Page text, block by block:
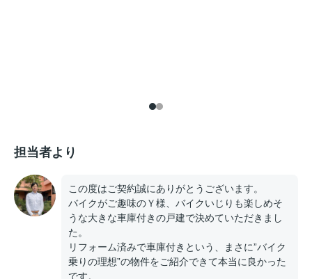
担当者より
この度はご契約誠にありがとうございます。
バイクがご趣味のＹ様、バイクいじりも楽しめそ
うな大きな車庫付きの戸建で決めていただきまし
た。
リフォーム済みで車庫付きという、まさに”バイク
乗りの理想”の物件をご紹介できて本当に良かった
です。